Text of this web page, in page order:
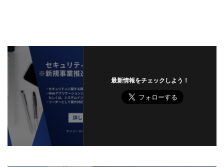
最新情報をチェックしよう！